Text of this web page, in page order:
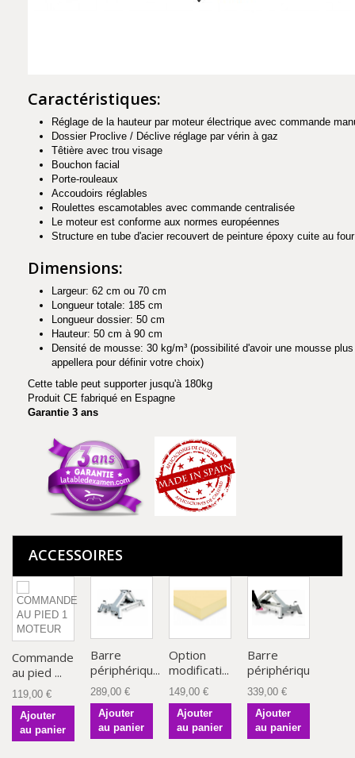
Caractéristiques:
Réglage de la hauteur par moteur électrique avec commande
Dossier Proclive / Déclive réglage par vérin à gaz
Têtière avec trou visage
Bouchon facial
Porte-rouleaux
Accoudoirs réglables
Roulettes escamotables avec commande centralisée
Le moteur est conforme aux normes européennes
Structure en tube d'acier recouvert de peinture époxy cuite au four
Dimensions:
Largeur: 62 cm ou 70 cm
Longueur totale: 185 cm
Longueur dossier: 50 cm
Hauteur: 50 cm à 90 cm
Densité de mousse: 30 kg/m³ (possibilité d'avoir une mousse
appellera pour définir votre choix)
Cette table peut supporter jusqu'à 180kg
Produit CE fabriqué en Espagne
Garantie 3 ans
ACCESSOIRES
Commande
au pied ...
119,00 €
Ajouter
au panier
Barre
périphériqu...
289,00 €
Ajouter
au panier
Option
modificati...
149,00 €
Ajouter
au panier
Barre
périphériqu...
339,00 €
Ajouter
au panier